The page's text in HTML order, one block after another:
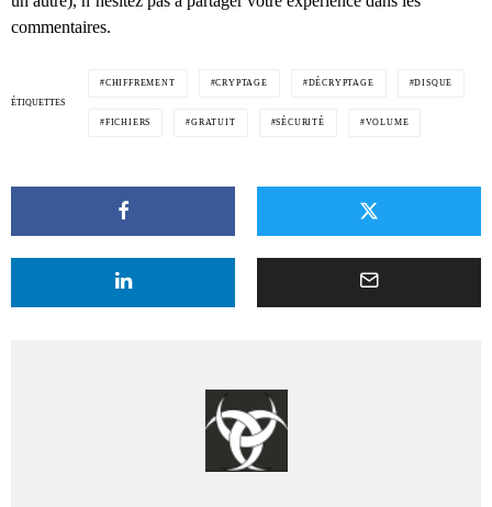
commentaires.
ÉTIQUETTES
CHIFFREMENT CRYPTAGE DÉCRYPTAGE DISQUE
FICHIERS GRATUIT SÉCURITÉ VOLUME